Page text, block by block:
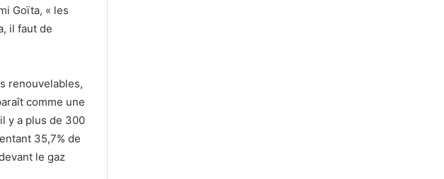
Goïta, « les
il faut de
renouvelables,
comme une
y a plus de 300
35,7% de
le gaz